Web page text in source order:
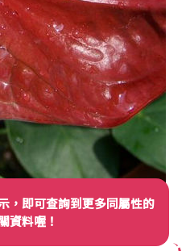
，即可查詢到更多同屬性的
資料喔！